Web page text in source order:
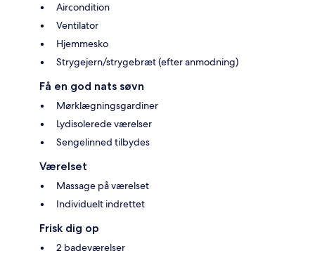
Aircondition
Ventilator
Hjemmesko
Strygejern/strygebræt (efter anmodning)
Få en god nats søvn
Mørklægningsgardiner
Lydisolerede værelser
Sengelinned tilbydes
Værelset
Massage på værelset
Individuelt indrettet
Frisk dig op
2 badeværelser